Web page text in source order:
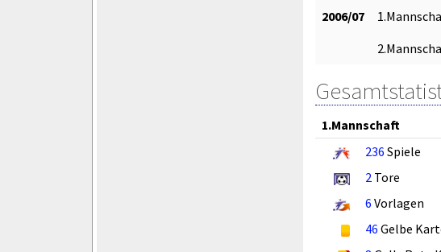
2006/07
1.Mannschaft
236 Spiele
2 Tore
6 Vorlagen
46 Gelbe